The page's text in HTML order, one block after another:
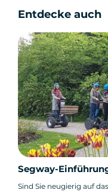
Entdecke auch
Segway-
Sind Sie neugierig auf